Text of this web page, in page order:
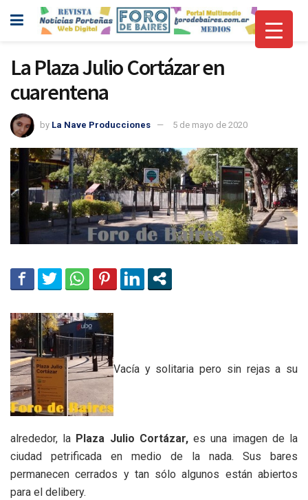
La Plaza Julio Cortázar en
cuarentena
by La Nave Producciones 5 de mayo de 2020
Vacía y solitaria pero sin rejas a su
alrededor, la Plaza Julio Cortázar,es una imagen de la
ciudad petrificada en medio de la nada. Sus bares
permanecen cerrados y tan sólo algunos están abiertos
para el delibery.